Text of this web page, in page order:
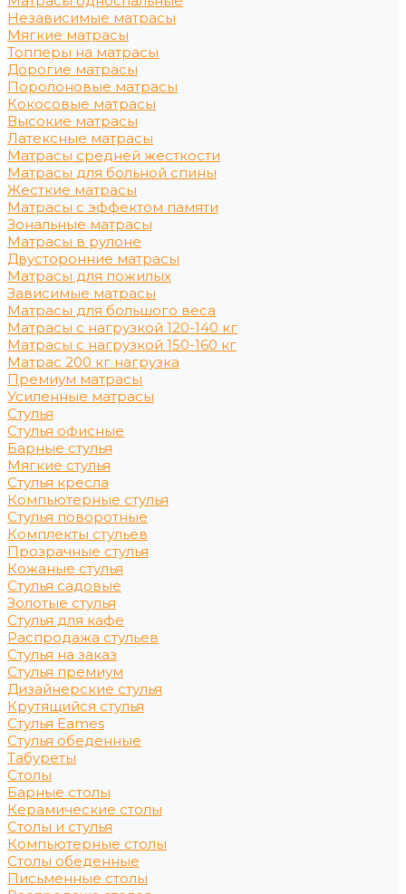
Независимые матрасы
Мягкие матрасы
Топперы на матрасы
Дорогие матрасы
Поролоновые матрасы
Кокосовые матрасы
Высокие матрасы
Латексные матрасы
Матрасы средней жесткости
Матрасы для больной спины
Жесткие матрасы
Матрасы с эффектом памяти
Зональные матрасы
Матрасы в рулоне
Двусторонние матрасы
Матрасы для пожилых
Зависимые матрасы
Матрасы для большого веса
Матрасы с нагрузкой 120-140 кг
Матрасы с нагрузкой 150-160 кг
Матрас 200 кг нагрузка
Премиум матрасы
Усиленные матрасы
Стулья
Стулья офисные
Барные стулья
Мягкие стулья
Стулья кресла
Компьютерные стулья
Стулья поворотные
Комплекты стульев
Прозрачные стулья
Кожаные стулья
Стулья садовые
Золотые стулья
Стулья для кафе
Распродажа стульев
Стулья на заказ
Стулья премиум
Дизайнерские стулья
Крутящийся стулья
Стулья Eames
Стулья обеденные
Табуреты
Столы
Барные столы
Керамические столы
Столы и стулья
Компьютерные столы
Столы обеденные
Письменные столы